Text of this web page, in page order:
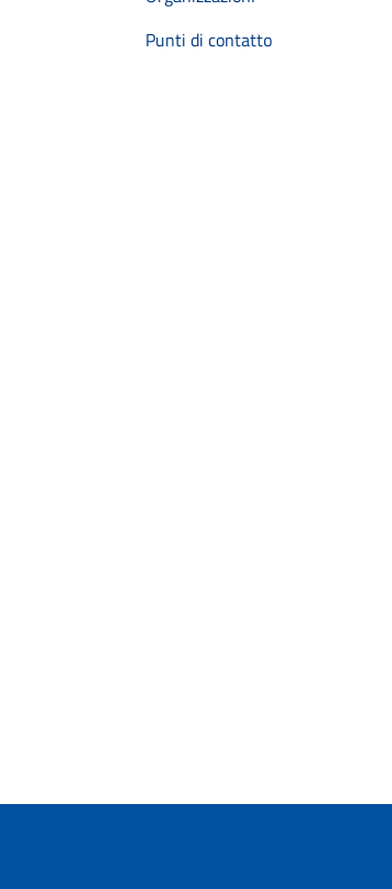
Punti di contatto